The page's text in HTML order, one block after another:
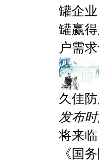
罐企
罐赢
户需
久佳
发布
将来
《国